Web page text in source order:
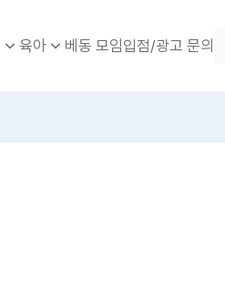
육아 베동 모임입점/광고 문의